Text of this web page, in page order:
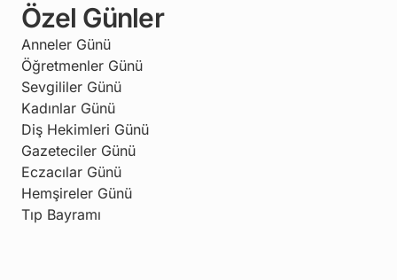
Özel Günler
Anneler Günü
Öğretmenler Günü
Sevgililer Günü
Kadınlar Günü
Diş Hekimleri Günü
Gazeteciler Günü
Eczacılar Günü
Hemşireler Günü
Tıp Bayramı